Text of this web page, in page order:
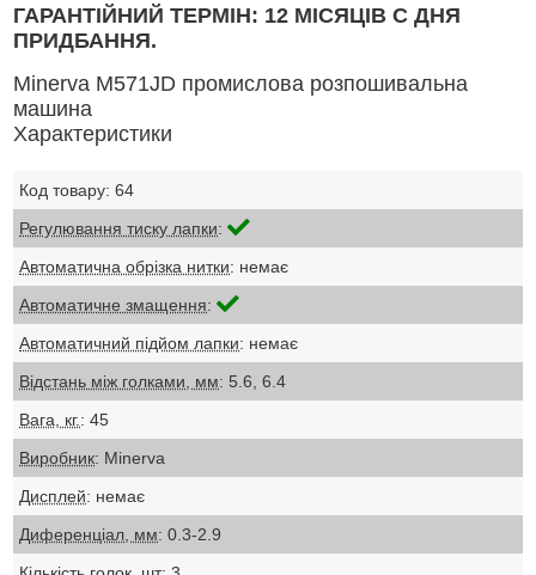
ГАРАНТІЙНИЙ ТЕРМІН: 12 МІСЯЦІВ С ДНЯ
ПРИДБАННЯ.
Minerva M571JD промислова розпошивальна
машина
Характеристики
Код товару: 64
Регулювання тиску лапки:
Автоматична обрізка нитки: немає
Автоматичне змащення:
Автоматичний підйом лапки: немає
Відстань між голками, мм: 5.6, 6.4
Вага, кг.: 45
Виробник: Minerva
Дисплей: немає
Диференціал, мм: 0.3-2.9